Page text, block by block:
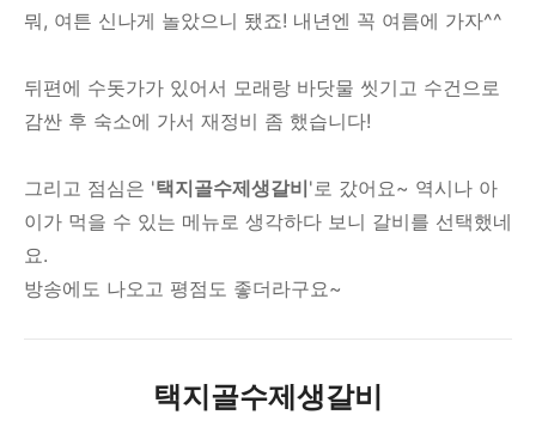
뭐, 여튼 신나게 놀았으니 됐죠! 내년엔 꼭 여름에 가자^^
뒤편에 수돗가가 있어서 모래랑 바닷물 씻기고 수건으로
감싼 후 숙소에 가서 재정비 좀 했습니다!
그리고 점심은 '택지골수제생갈비'로 갔어요~ 역시나 아
이가 먹을 수 있는 메뉴로 생각하다 보니 갈비를 선택했네
요.
방송에도 나오고 평점도 좋더라구요~